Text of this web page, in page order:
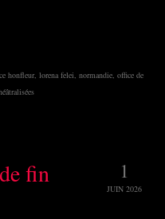
honfleur, lorena felei, normandie, office de
1
JUIN 2026
fin